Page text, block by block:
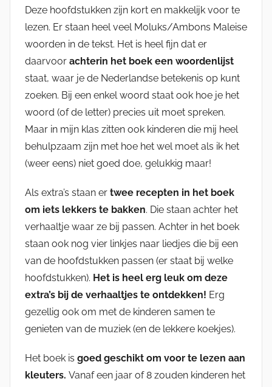
Deze hoofdstukken zijn kort en makkelijk voor te
lezen. Er staan heel veel Moluks/Ambons Maleise
woorden in de tekst. Het is heel fijn dat er
daarvoor achterin het boek een woordenlijst
staat, waar je de Nederlandse betekenis op kunt
zoeken. Bij een enkel woord staat ook hoe je het
woord (of de letter) precies uit moet spreken.
Maar in mijn klas zitten ook kinderen die mij heel
behulpzaam zijn met hoe het wel moet als ik het
(weer eens) niet goed doe, gelukkig maar!
Als extra’s staan er twee recepten in het boek
om iets lekkers te bakken. Die staan achter het
verhaaltje waar ze bij passen. Achter in het boek
staan ook nog vier linkjes naar liedjes die bij een
van de hoofdstukken passen (er staat bij welke
hoofdstukken). Het is heel erg leuk om deze
extra’s bij de verhaaltjes te ontdekken! Erg
gezellig ook om met de kinderen samen te
genieten van de muziek (en de lekkere koekjes).
Het boek is goed geschikt om voor te lezen aan
kleuters. Vanaf een jaar of 8 zouden kinderen het